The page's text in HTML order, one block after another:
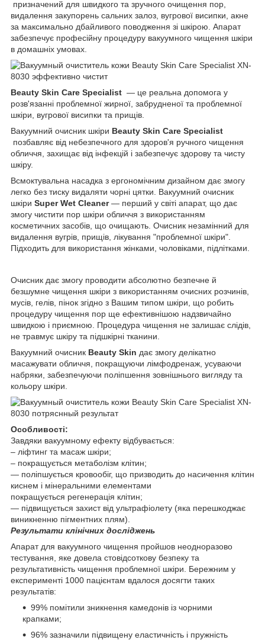
призначений для швидкого та зручного очищення пор,
видалення закупорень сальних залоз, вугрової висипки, акне
за максимально дбайливого поводження зі шкірою. Апарат
забезпечує професійну процедуру вакуумного чищення шкіри
в домашніх умовах.
Beauty Skin Care Specialist — це реальна допомога у
розв'язанні проблемної жирної, забрудненої та проблемної
шкіри, вугрової висипки та прищів.
Вакуумний очисник шкіри Beauty Skin Care Specialist
позбавляє від небезпечного для здоров'я ручного чищення
обличчя, захищає від інфекцій і забезпечує здорову та чисту
шкіру.
Всмоктувальна насадка з ергономічним дизайном дає змогу
легко без тиску видаляти чорні цятки. Вакуумний очисник
шкіри Super Wet Cleaner— перший у світі апарат, що дає
змогу чистити пор шкіри обличчя з використанням
косметичних засобів, що очищають. Очисник незамінний для
видалення вугрів, прищів, лікування "проблемної шкіри".
Підходить для використання жінками, чоловіками, підлітками.
Очисник дає змогу проводити абсолютно безпечне й
безшумне чищення шкіри з використанням очисних розчинів,
мусів, гелів, пінок згідно з Вашим типом шкіри, що робить
процедуру чищення пор ще ефективнішою надзвичайно
швидкою і приємною. Процедура чищення не залишає слідів,
не травмує шкіру та підшкірні тканини.
Вакуумний очисник Beauty Skin дає змогу делікатно
масажувати обличчя, покращуючи лімфодренаж, усуваючи
набряки, забезпечуючи поліпшення зовнішнього вигляду та
кольору шкіри.
Особливості:
Завдяки вакуумному ефекту відбувається:
– ліфтинг та масаж шкіри;
– покращується метаболізм клітин;
— поліпшується кровообіг, що призводить до насичення клітин
киснем і мінеральними елементами
покращується регенерація клітин;
— підвищується захист від ультрафіолету (яка перешкоджає
виникненню пігментних плям).
Результати клінічних досліджень
Апарат для вакуумного чищення пройшов неодноразово
тестування, яке довела стовідсоткову безпеку та
результативність чищення проблемної шкіри. Бережним у
експерименті 1000 пацієнтам вдалося досягти таких
результатів:
99% помітили зникнення камедонів із чорними
крапками;
96% зазначили підвищену еластичність і пружність